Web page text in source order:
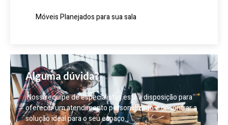
Móveis Planejados para sua sala
Alguma dúvida?
Nossa equipe de especialistas está à disposição para
oferecer um atendimento personalizado e encontrar a
solução ideal para o seu espaço.